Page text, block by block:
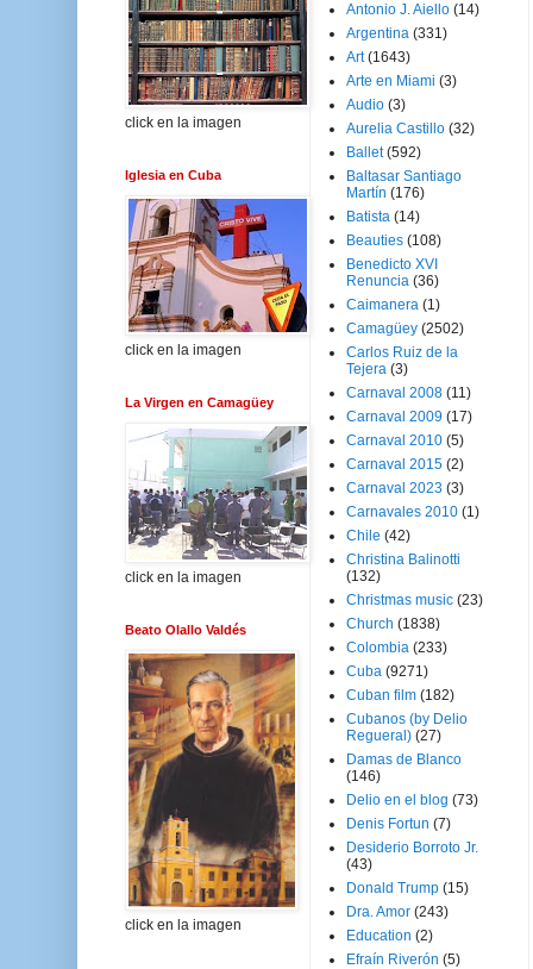
click en la imagen
Iglesia en Cuba
click en la imagen
La Virgen en Camagüey
click en la imagen
Beato Olallo Valdés
click en la imagen
Antonio J. Aiello (14)
Argentina (331)
Art (1643)
Arte en Miami (3)
Audio (3)
Aurelia Castillo (32)
Ballet (592)
Baltasar Santiago
Martín (176)
Batista (14)
Beauties (108)
Benedicto XVI
Renuncia (36)
Caimanera (1)
Camagüey (2502)
Carlos Ruiz de la
Tejera (3)
Carnaval 2008 (11)
Carnaval 2009 (17)
Carnaval 2010 (5)
Carnaval 2015 (2)
Carnaval 2023 (3)
Carnavales 2010 (1)
Chile (42)
Christina Balinotti
(132)
Christmas music (23)
Church (1838)
Colombia (233)
Cuba (9271)
Cuban film (182)
Cubanos (by Delio
Regueral) (27)
Damas de Blanco
(146)
Delio en el blog (73)
Denis Fortun (7)
Desiderio Borroto Jr.
(43)
Donald Trump (15)
Dra. Amor (243)
Education (2)
Efraín Riverón (5)